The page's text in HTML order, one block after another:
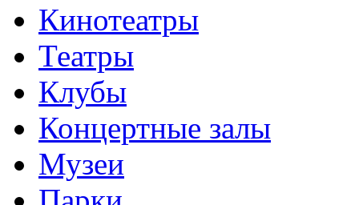
Кинотеатры
Театры
Клубы
Концертные залы
Музеи